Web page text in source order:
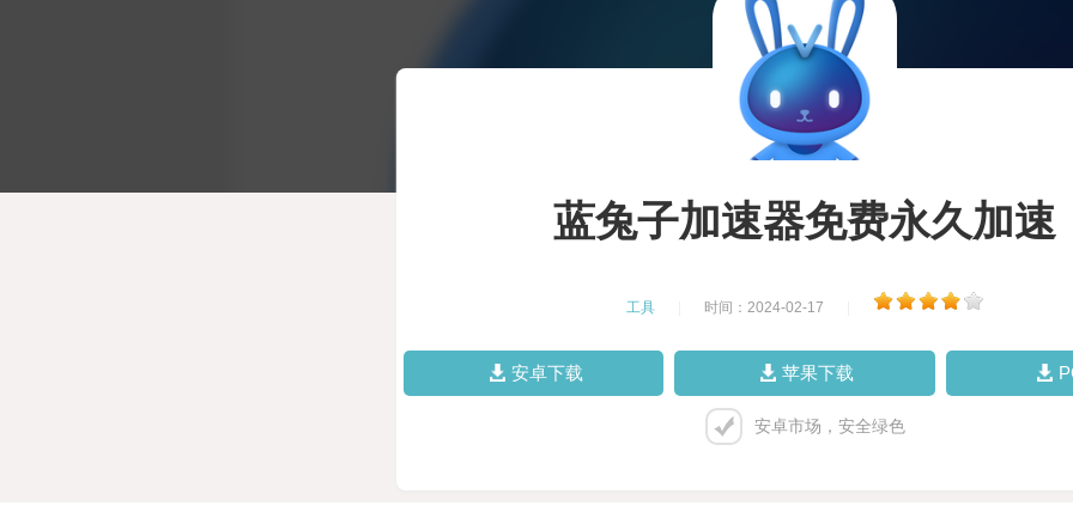
蓝兔子加速器免费永久加速
工具 时间：2024-02-17
安卓下载 苹果下载
安卓市场，安全绿色